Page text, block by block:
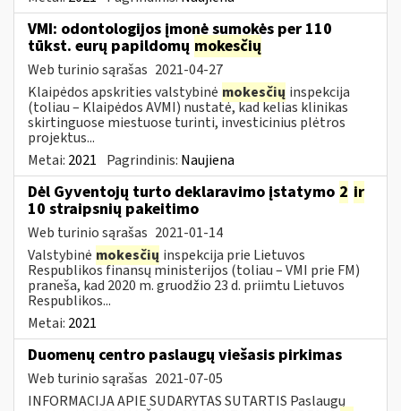
VMI: odontologijos įmonė sumokės per 110
tūkst. eurų papildomų mokesčių
Web turinio sąrašas 2021-04-27
Klaipėdos apskrities valstybinė mokesčių inspekcija
(toliau – Klaipėdos AVMI) nustatė, kad kelias klinikas
skirtinguose miestuose turinti, investicinius plėtros
projektus...
Metai: 2021 Pagrindinis: Naujiena
Dėl Gyventojų turto deklaravimo įstatymo 2 ir
10 straipsnių pakeitimo
Web turinio sąrašas 2021-01-14
Valstybinė mokesčių inspekcija prie Lietuvos
Respublikos finansų ministerijos (toliau – VMI prie FM)
praneša, kad 2020 m. gruodžio 23 d. priimtu Lietuvos
Respublikos...
Metai: 2021
Duomenų centro paslaugų viešasis pirkimas
Web turinio sąrašas 2021-07-05
INFORMACIJA APIE SUDARYTAS SUTARTIS Paslaugų